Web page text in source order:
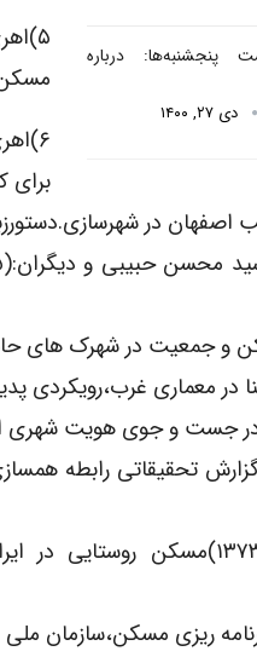
درباره
دی ۲۷, ۱۴۰۰
برای
13)بهزاد
ریزی